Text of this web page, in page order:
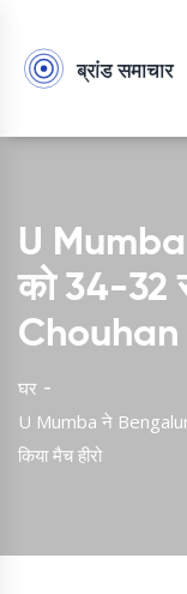
U
को 34-32
Chouhan
घर
U Mumba ने
किया मैच हीरो